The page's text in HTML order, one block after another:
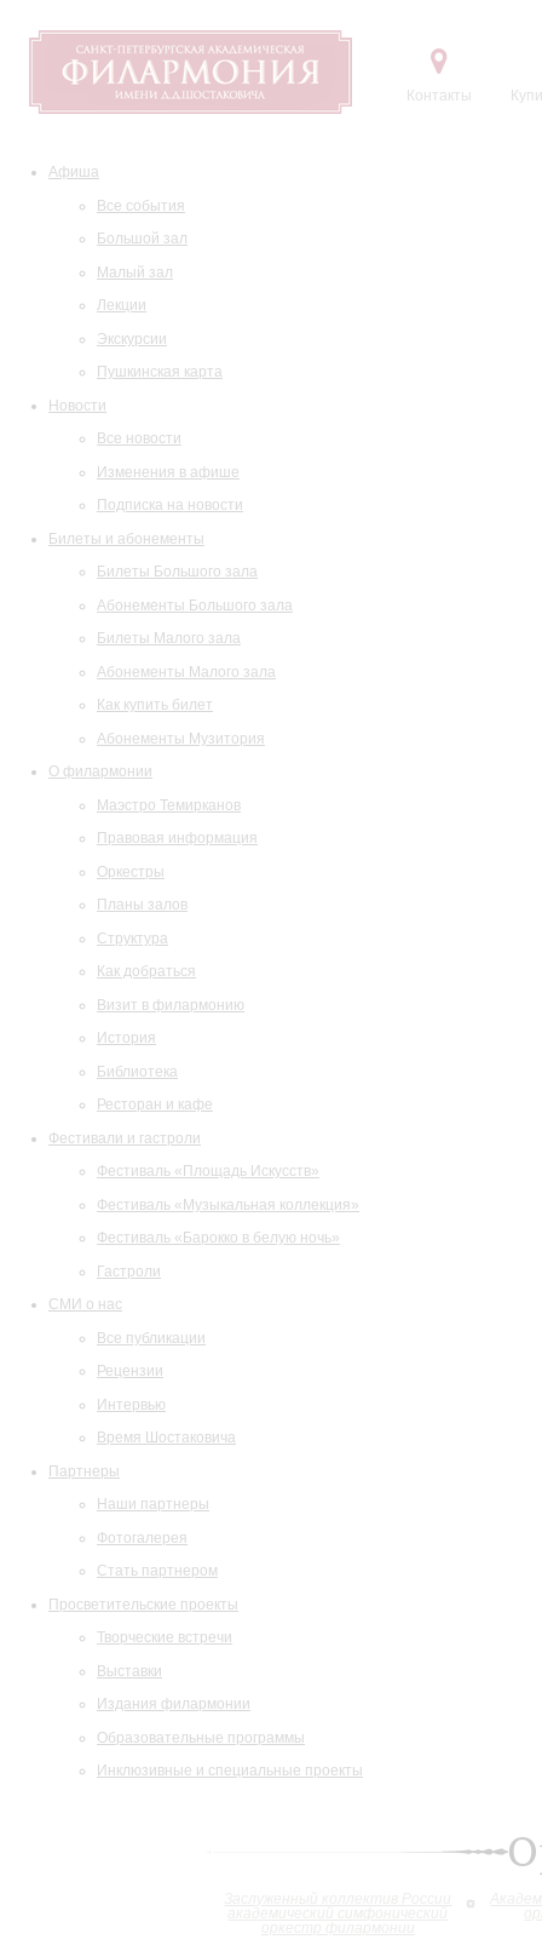
Контакты
Афиша
Все события
Большой зал
Малый зал
Лекции
Экскурсии
Пушкинская карта
Новости
Все новости
Изменения в афише
Подписка на новости
Билеты и абонементы
Билеты Большого зала
Абонементы Большого зала
Билеты Малого зала
Абонементы Малого зала
Как купить билет
Абонементы Музитория
О филармонии
Маэстро Темирканов
Правовая информация
Оркестры
Планы залов
Структура
Как добраться
Визит в филармонию
История
Библиотека
Ресторан и кафе
Фестивали и гастроли
Фестиваль «Площадь Искусств»
Фестиваль «Музыкальная коллекция»
Фестиваль «Барокко в белую ночь»
Гастроли
СМИ о нас
Все публикации
Рецензии
Интервью
Время Шостаковича
Партнеры
Наши партнеры
Фотогалерея
Стать партнером
Просветительские проекты
Творческие встречи
Выставки
Издания филармонии
Образовательные программы
Инклюзивные и специальные проекты